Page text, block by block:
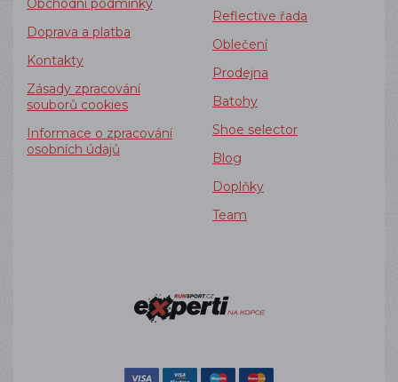
Obchodní podmínky
Doprava a platba
Kontakty
Zásady zpracování
souborů cookies
Informace o zpracování
osobních údajů
Reflective řada
Oblečení
Prodejna
Batohy
Shoe selector
Blog
Doplňky
Team